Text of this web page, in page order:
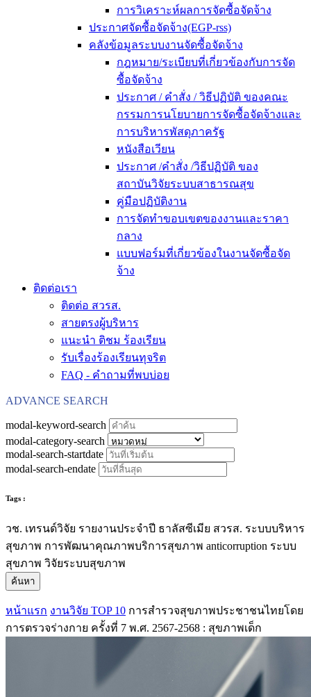
การวิเคราะห์ผลการจัดซื้อจัดจ้าง
ประกาศจัดซื้อจัดจ้าง(EGP-rss)
คลังข้อมูลระบบงานจัดซื้อจัดจ้าง
กฎหมาย/ระเบียบที่เกี่ยวข้องกับการจัด
ซื้อจัดจ้าง
ประกาศ / คำสั่ง / วิธีปฏิบัติ ของคณะ
กรรมการนโยบายการจัดซื้อจัดจ้างและ
การบริหารพัสดุภาครัฐ
หนังสือเวียน
ประกาศ /คำสั่ง /วิธีปฏิบัติ ของ
สถาบันวิจัยระบบสาธารณสุข
คู่มือปฏิบัติงาน
การจัดทำขอบเขตของงานและราคา
กลาง
แบบฟอร์มที่เกี่ยวข้องในงานจัดซื้อจัด
จ้าง
ติดต่อเรา
ติดต่อ สวรส.
สายตรงผู้บริหาร
แนะนำ ติชม ร้องเรียน
รับเรื่องร้องเรียนทุจริต
FAQ - คำถามที่พบบ่อย
ADVANCE SEARCH
modal-keyword-search
modal-category-search
modal-search-startdate
modal-search-endate
Tags :
วช. เทรนด์วิจัย รายงานประจำปี ธาลัสซีเมีย สวรส. ระบบบริหาร
สุขภาพ การพัฒนาคุณภาพบริการสุขภาพ anticorruption ระบบ
สุขภาพ วิจัยระบบสุขภาพ
ค้นหา
หน้าแรก งานวิจัย TOP 10 การสำรวจสุขภาพประชาชนไทยโดย
การตรวจร่างกาย ครั้งที่ 7 พ.ศ. 2567-2568 : สุขภาพเด็ก